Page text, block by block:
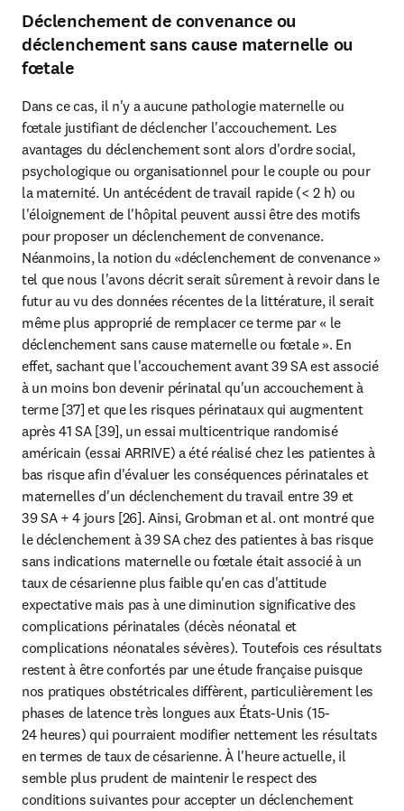
Déclenchement de convenance ou
déclenchement sans cause maternelle ou
fœtale
Dans ce cas, il n'y a aucune pathologie maternelle ou
fœtale justifiant de déclencher l'accouchement. Les
avantages du déclenchement sont alors d'ordre social,
psychologique ou organisationnel pour le couple ou pour
la maternité. Un antécédent de travail rapide (< 2 h) ou
l'éloignement de l'hôpital peuvent aussi être des motifs
pour proposer un déclenchement de convenance.
Néanmoins, la notion du «déclenchement de convenance »
tel que nous l'avons décrit serait sûrement à revoir dans le
futur au vu des données récentes de la littérature, il serait
même plus approprié de remplacer ce terme par « le
déclenchement sans cause maternelle ou fœtale ». En
effet, sachant que l'accouchement avant 39 SA est associé
à un moins bon devenir périnatal qu'un accouchement à
terme [37] et que les risques périnataux qui augmentent
après 41 SA [39], un essai multicentrique randomisé
américain (essai ARRIVE) a été réalisé chez les patientes à
bas risque afin d'évaluer les conséquences périnatales et
maternelles d'un déclenchement du travail entre 39 et
39 SA + 4 jours [26]. Ainsi, Grobman et al. ont montré que
le déclenchement à 39 SA chez des patientes à bas risque
sans indications maternelle ou fœtale était associé à un
taux de césarienne plus faible qu'en cas d'attitude
expectative mais pas à une diminution significative des
complications périnatales (décès néonatal et
complications néonatales sévères). Toutefois ces résultats
restent à être confortés par une étude française puisque
nos pratiques obstétricales diffèrent, particulièrement les
phases de latence très longues aux États-Unis (15-
24 heures) qui pourraient modifier nettement les résultats
en termes de taux de césarienne. À l'heure actuelle, il
semble plus prudent de maintenir le respect des
conditions suivantes pour accepter un déclenchement